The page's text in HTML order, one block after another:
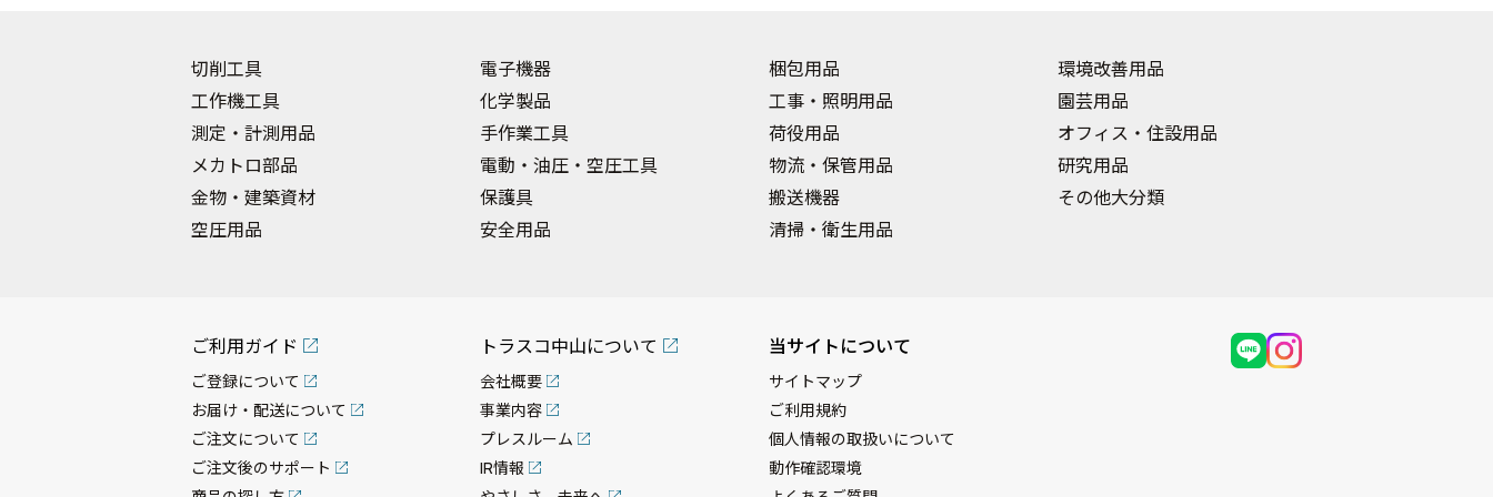
切削工具
工作機工具
測定・計測用品
メカトロ部品
金物・建築資材
空圧用品
電子機器
化学製品
手作業工具
電動・油圧・空圧工具
保護具
安全用品
梱包用品
工事・照明用品
荷役用品
物流・保管用品
搬送機器
清掃・衛生用品
環境改善用品
園芸用品
オフィス・住設用品
研究用品
その他大分類
ご利用ガイド
ご登録について
お届け・配送について
ご注文について
ご注文後のサポート
トラスコ中山について
会社概要
事業内容
プレスルーム
IR情報
当サイトについて
サイトマップ
ご利用規約
個人情報の取扱いについて
動作確認環境